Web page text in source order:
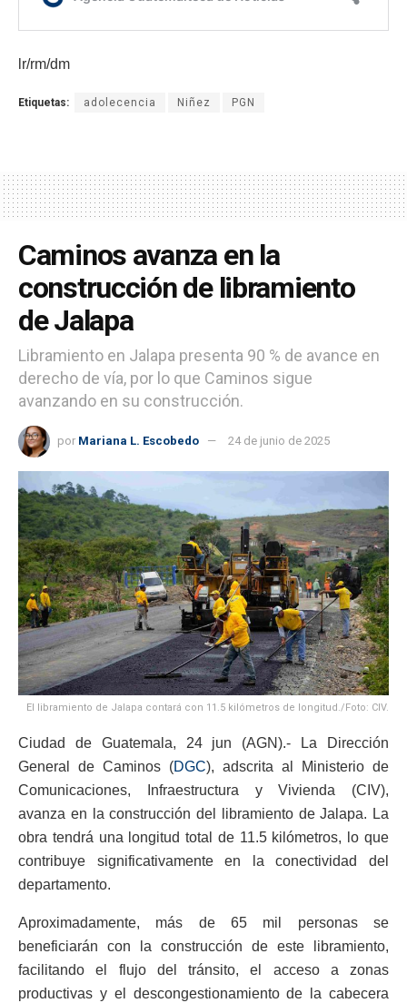
lr/rm/dm
Etiquetas: adolecencia Niñez PGN
Caminos avanza en la
construcción de libramiento
de Jalapa
Libramiento en Jalapa presenta 90 % de avance en
derecho de vía, por lo que Caminos sigue
avanzando en su construcción.
por Mariana L. Escobedo 24 de junio de 2025
El libramiento de Jalapa contará con 11.5 kilómetros de longitud./Foto: CIV.
Ciudad de Guatemala, 24 jun (AGN).- La Dirección
General de Caminos (DGC), adscrita al Ministerio de
Comunicaciones, Infraestructura y Vivienda (CIV),
avanza en la construcción del libramiento de Jalapa. La
obra tendrá una longitud total de 11.5 kilómetros, lo que
contribuye significativamente en la conectividad del
departamento.
Aproximadamente, más de 65 mil personas se
beneficiarán con la construcción de este libramiento,
facilitando el flujo del tránsito, el acceso a zonas
productivas y el descongestionamiento de la cabecera